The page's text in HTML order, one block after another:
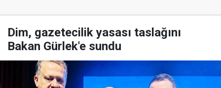
Dim, gazetecilik yasası taslağını
Bakan Gürlek'e sundu